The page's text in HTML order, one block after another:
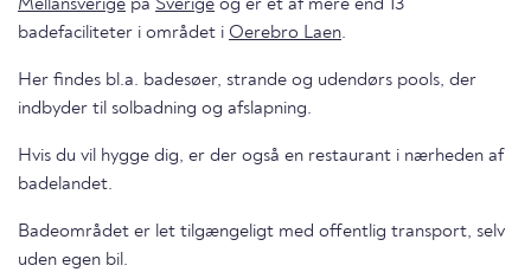
Mellansverige på Sverige og er et af mere end 13
badefaciliteter i området i Oerebro Laen.
Her findes bl.a. badesøer, strande og udendørs pools, der
indbyder til solbadning og afslapning.
Hvis du vil hygge dig, er der også en restaurant i nærheden af
badelandet.
Badeområdet er let tilgængeligt med offentlig transport, selv
uden egen bil.